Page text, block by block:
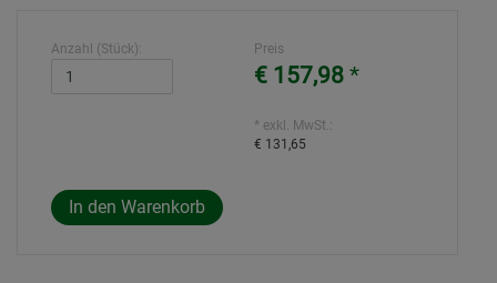
Anzahl (Stück): Preis
€ 157,98 *
* exkl. MwSt.:
€ 131,65